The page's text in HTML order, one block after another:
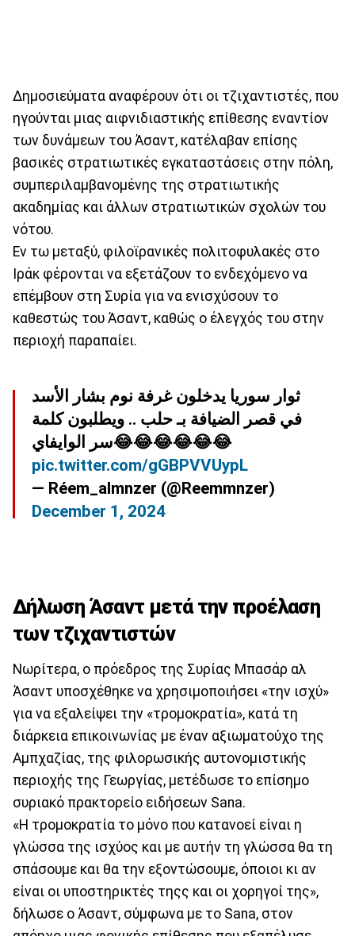
Δημοσιεύματα αναφέρουν ότι οι τζιχαντιστές, που
ηγούνται μιας αιφνιδιαστικής επίθεσης εναντίον
των δυνάμεων του Άσαντ, κατέλαβαν επίσης
βασικές στρατιωτικές εγκαταστάσεις στην πόλη,
συμπεριλαμβανομένης της στρατιωτικής
ακαδημίας και άλλων στρατιωτικών σχολών του
νότου.
Εν τω μεταξύ, φιλοϊρανικές πολιτοφυλακές στο
Ιράκ φέρονται να εξετάζουν το ενδεχόμενο να
επέμβουν στη Συρία για να ενισχύσουν το
καθεστώς του Άσαντ, καθώς ο έλεγχός του στην
περιοχή παραπαίει.
ثوار سوريا يدخلون غرفة نوم بشار الأسد
في قصر الضيافة بـ حلب .. ويطلبون كلمة
سر الوايفاي😂😂😂😂😂😂
pic.twitter.com/gGBPVVUypL
— Réem_almnzer (@Reemmnzer)
December 1, 2024
Δήλωση Άσαντ μετά την προέλαση
των τζιχαντιστών
Νωρίτερα, ο πρόεδρος της Συρίας Μπασάρ αλ
Άσαντ υποσχέθηκε να χρησιμοποιήσει «την ισχύ»
για να εξαλείψει την «τρομοκρατία», κατά τη
διάρκεια επικοινωνίας με έναν αξιωματούχο της
Αμπχαζίας, της φιλορωσικής αυτονομιστικής
περιοχής της Γεωργίας, μετέδωσε το επίσημο
συριακό πρακτορείο ειδήσεων Sana.
«Η τρομοκρατία το μόνο που κατανοεί είναι η
γλώσσα της ισχύος και με αυτήν τη γλώσσα θα τη
σπάσουμε και θα την εξοντώσουμε, όποιοι κι αν
είναι οι υποστηρικτές τηςς και οι χορηγοί της»,
δήλωσε ο Άσαντ, σύμφωνα με το Sana, στον